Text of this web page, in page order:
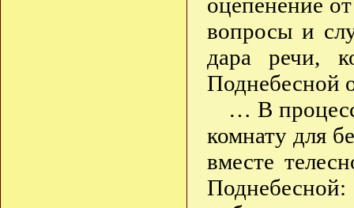
вопросы и
дара речи,
Поднебесной
… В
комнату для
вместе